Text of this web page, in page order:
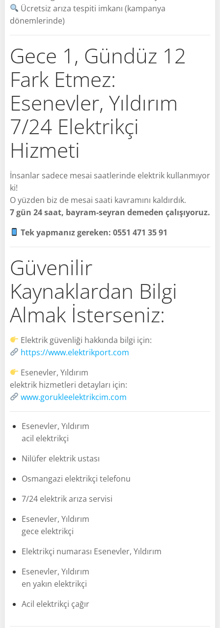
Ücretsiz arıza tespiti imkanı (kampanya
dönemlerinde)
Gece 1, Gündüz 12
Fark Etmez:
Esenevler, Yıldırım
7/24 Elektrikçi
Hizmeti
İnsanlar sadece mesai saatlerinde elektrik kullanmıyor
ki!
O yüzden biz de mesai saati kavramını kaldırdık.
7 gün 24 saat, bayram-seyran demeden çalışıyoruz.
Tek yapmanız gereken: 0551 471 35 91
Güvenilir
Kaynaklardan Bilgi
Almak İsterseniz:
Elektrik güvenliği hakkında bilgi için:
https://www.elektrikport.com
Esenevler, Yıldırım
elektrik hizmetleri detayları için:
www.gorukleelektrikcim.com
Esenevler, Yıldırım
acil elektrikçi
Nilüfer elektrik ustası
Osmangazi elektrikçi telefonu
7/24 elektrik arıza servisi
Esenevler, Yıldırım
gece elektrikçi
Elektrikçi numarası Esenevler, Yıldırım
Esenevler, Yıldırım
en yakın elektrikçi
Acil elektrikçi çağır